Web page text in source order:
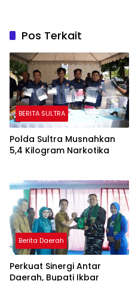
Pos Terkait
BERITA SULTRA
Polda Sultra Musnahkan
5,4 Kilogram Narkotika
Berita Daerah
Perkuat Sinergi Antar
Daerah, Bupati Ikbar